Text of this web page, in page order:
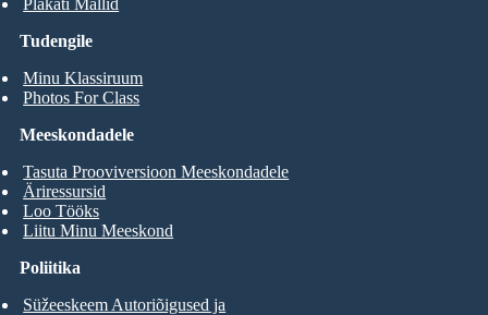
Tudengile
Minu Klassiruum
Photos For Class
Plakati Mallid
Meeskondadele
Tasuta Prooviversioon Meeskondadele
Äriressursid
Loo Tööks
Liitu Minu Meeskond
Poliitika
Süžeeskeem Autoriõigused ja